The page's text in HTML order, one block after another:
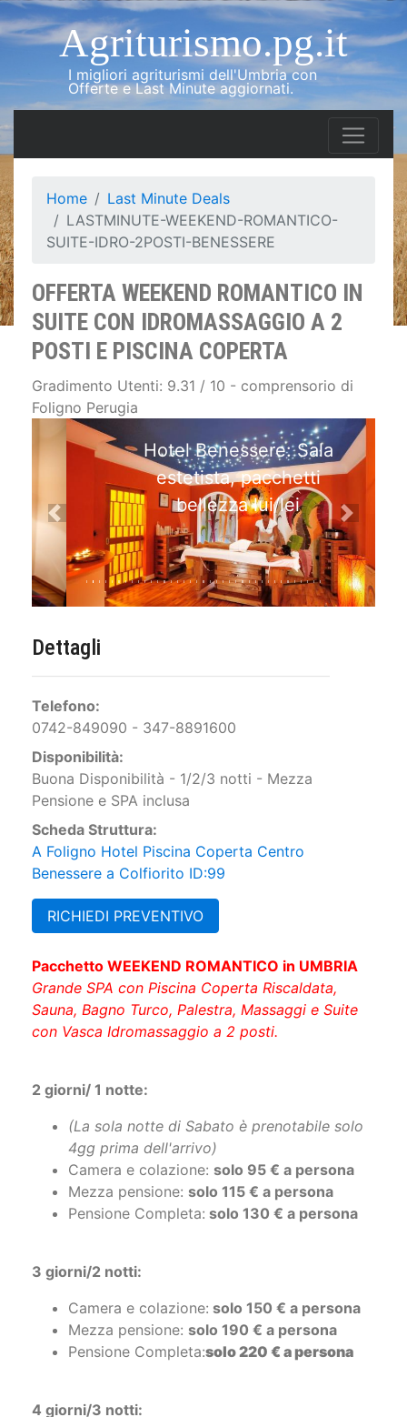
Agriturismo.pg.it
I migliori agriturismi dell'Umbria con
Offerte e Last Minute aggiornati.
Home
Last Minute Deals
LASTMINUTE-WEEKEND-ROMANTICO-
SUITE-IDRO-2POSTI-BENESSERE
OFFERTA WEEKEND ROMANTICO IN
SUITE CON IDROMASSAGGIO A 2
POSTI E PISCINA COPERTA
Gradimento Utenti: 9.31 / 10 - comprensorio di
Foligno Perugia
Hotel Benessere: Sala
estetista, pacchetti
bellezza lui/lei
Previous Next
Telefono:
0742-849090 - 347-8891600
Disponibilità:
Buona Disponibilità - 1/2/3 notti - Mezza
Pensione e SPA inclusa
Scheda Struttura:
Benessere a Colfiorito ID:99
RICHIEDI PREVENTIVO
Pacchetto WEEKEND ROMANTICO in UMBRIA
Grande SPA con Piscina Coperta Riscaldata,
2 giorni/ 1 notte:
(La sola notte di Sabato è prenotabile solo
4gg prima dell'arrivo)
Camera e colazione:solo 95 € a persona
3 giorni/2 notti:
Camera e colazione:solo 150 € a persona